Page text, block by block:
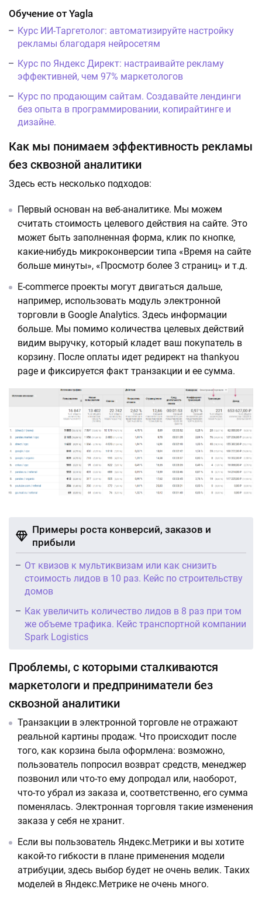
Обучение от Yagla
Курс ИИ-Таргетолог: автоматизируйте настройку
рекламы благодаря нейросетям
Курс по Яндекс Директ: настраивайте рекламу
эффективней, чем 97% маркетологов
Курс по продающим сайтам. Создавайте лендинги
без опыта в программировании, копирайтинге и
дизайне.
Как мы понимаем эффективность рекламы
без сквозной аналитики
Здесь есть несколько подходов:
Первый основан на веб-аналитике. Мы можем
считать стоимость целевого действия на сайте. Это
может быть заполненная форма, клик по кнопке,
какие-нибудь микроконверсии типа «Время на сайте
больше минуты», «Просмотр более 3 страниц» и т.д.
E-commerce проекты могут двигаться дальше,
например, использовать модуль электронной
торговли в Google Analytics. Здесь информации
больше. Мы помимо количества целевых действий
видим выручку, который кладет ваш покупатель в
корзину. После оплаты идет редирект на thankyou
page и фиксируется факт транзакции и ее сумма.
Примеры роста конверсий, заказов и
прибыли
От квизов к мультиквизам или как снизить
стоимость лидов в 10 раз. Кейс по строительству
домов
Как увеличить количество лидов в 8 раз при том
же объеме трафика. Кейс транспортной компании
Spark Logistics
Проблемы, с которыми сталкиваются
маркетологи и предприниматели без
сквозной аналитики
Транзакции в электронной торговле не отражают
реальной картины продаж. Что происходит после
того, как корзина была оформлена: возможно,
пользователь попросил возврат средств, менеджер
позвонил или что-то ему допродал или, наоборот,
что-то убрал из заказа и, соответственно, его сумма
поменялась. Электронная торговля такие изменения
заказа у себя не хранит.
Если вы пользователь Яндекс.Метрики и вы хотите
какой-то гибкости в плане применения модели
атрибуции, здесь выбор будет не очень велик. Таких
моделей в Яндекс.Метрике не очень много.